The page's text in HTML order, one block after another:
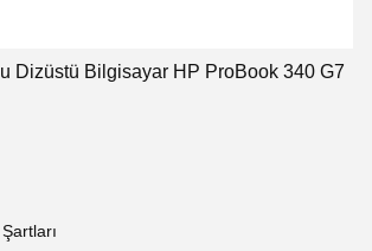
Dizüstü Bilgisayar HP ProBook 340 G7